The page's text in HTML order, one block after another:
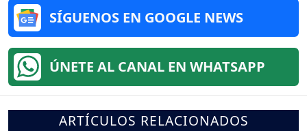
SÍGUENOS EN GOOGLE NEWS
ÚNETE AL CANAL EN WHATSAPP
ARTÍCULOS RELACIONADOS